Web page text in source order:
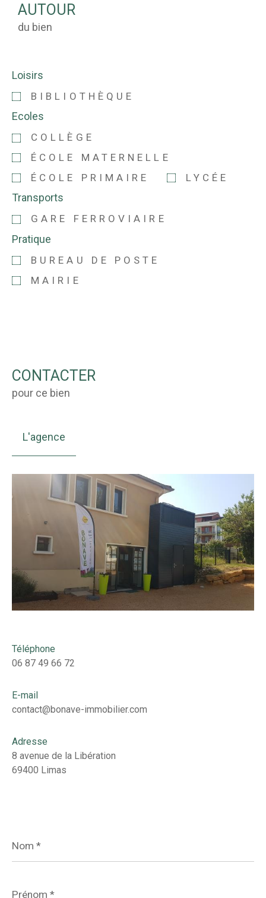
AUTOUR
du bien
Loisirs
BIBLIOTHÈQUE
Ecoles
COLLÈGE
ÉCOLE MATERNELLE
ÉCOLE PRIMAIRE
LYCÉE
Transports
GARE FERROVIAIRE
Pratique
BUREAU DE POSTE
MAIRIE
CONTACTER
pour ce bien
L'agence
Téléphone
06 87 49 66 72
E-mail
contact@bonave-immobilier.com
Adresse
8 avenue de la Libération
69400 Limas
*
*